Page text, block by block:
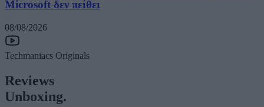
Microsoft δεν πείθει
08/08/2026
Techmaniacs Originals
Reviews
Unboxing.